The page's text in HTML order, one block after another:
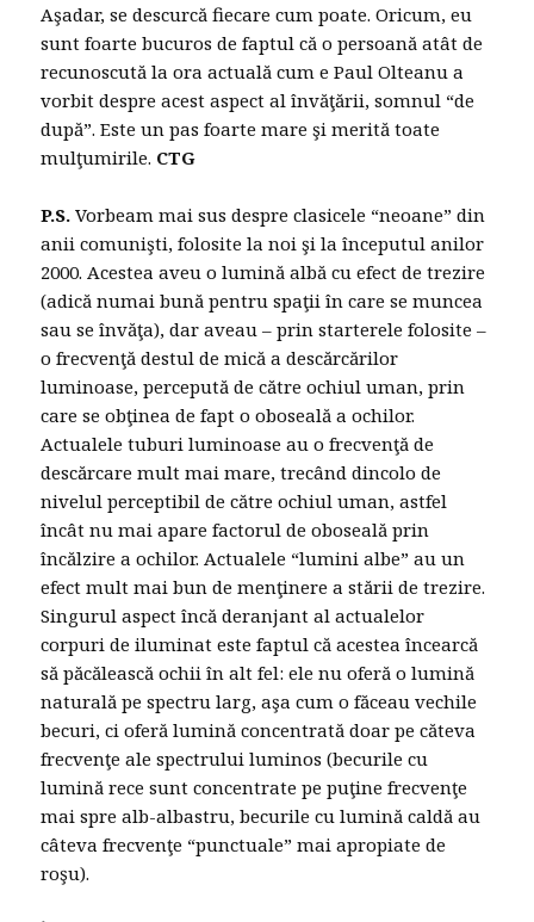
Aşadar, se descurcă fiecare cum poate. Oricum, eu
sunt foarte bucuros de faptul că o persoană atât de
recunoscută la ora actuală cum e Paul Olteanu a
vorbit despre acest aspect al învăţării, somnul “de
după”. Este un pas foarte mare şi merită toate
mulţumirile. CTG
P.S. Vorbeam mai sus despre clasicele “neoane” din
anii comunişti, folosite la noi şi la începutul anilor
2000. Acestea aveu o lumină albă cu efect de trezire
(adică numai bună pentru spaţii în care se muncea
sau se învăţa), dar aveau – prin starterele folosite –
o frecvenţă destul de mică a descărcărilor
luminoase, percepută de către ochiul uman, prin
care se obţinea de fapt o oboseală a ochilor.
Actualele tuburi luminoase au o frecvenţă de
descărcare mult mai mare, trecând dincolo de
nivelul perceptibil de către ochiul uman, astfel
încât nu mai apare factorul de oboseală prin
încălzire a ochilor. Actualele “lumini albe” au un
efect mult mai bun de menţinere a stării de trezire.
Singurul aspect încă deranjant al actualelor
corpuri de iluminat este faptul că acestea încearcă
să păcălească ochii în alt fel: ele nu oferă o lumină
naturală pe spectru larg, aşa cum o făceau vechile
becuri, ci oferă lumină concentrată doar pe căteva
frecvenţe ale spectrului luminos (becurile cu
lumină rece sunt concentrate pe puţine frecvenţe
mai spre alb-albastru, becurile cu lumină caldă au
câteva frecvenţe “punctuale” mai apropiate de
roşu).